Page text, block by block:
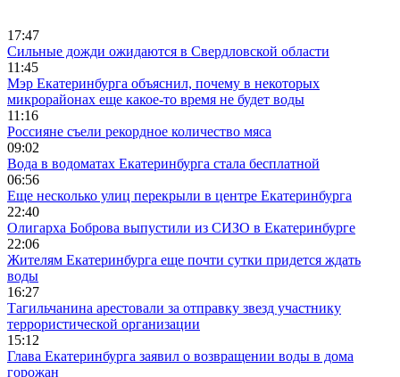
17:47
Сильные дожди ожидаются в Свердловской области
11:45
Мэр Екатеринбурга объяснил, почему в некоторых
микрорайонах еще какое-то время не будет воды
11:16
Россияне съели рекордное количество мяса
09:02
Вода в водоматах Екатеринбурга стала бесплатной
06:56
Еще несколько улиц перекрыли в центре Екатеринбурга
22:40
Олигарха Боброва выпустили из СИЗО в Екатеринбурге
22:06
Жителям Екатеринбурга еще почти сутки придется ждать
воды
16:27
Тагильчанина арестовали за отправку звезд участнику
террористической организации
15:12
Глава Екатеринбурга заявил о возвращении воды в дома
горожан